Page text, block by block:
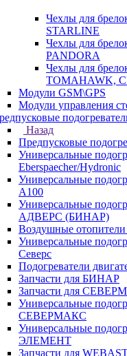
Чехлы для
STARLINE
Чехлы для
PANDORA
Чехлы для
TOMAHAWK,
Модули GSM\GPS
Модули управления
Назад
Предпусковые
Универсальные
Eberspaecher/Hydronic
Универсальные
A100
Универсальные
АДВЕРС (БИНАР)
Воздушные
Универсальные
Северс
Подогреватели
Запчасти для БИНАР
Запчасти для
Универсальные
СЕВЕРМАКС
Универсальные
ЭЛЕМЕНТ
Запчасти для